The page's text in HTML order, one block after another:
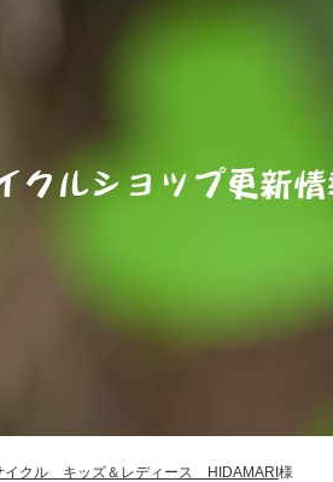
イクル キッズ＆レディース HIDAMARI 様